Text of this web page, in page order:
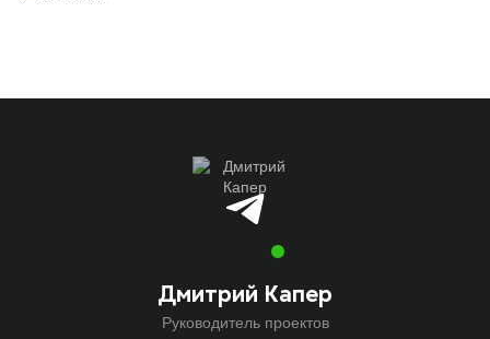
Дмитрий Капер
Руководитель проектов